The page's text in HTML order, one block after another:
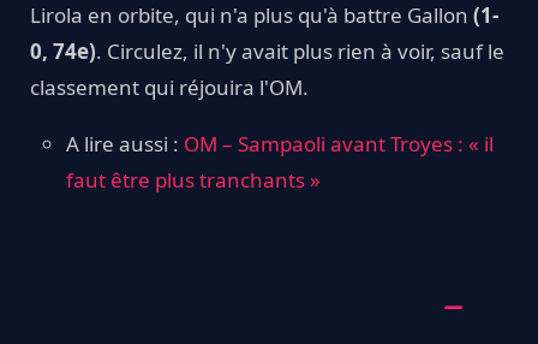
Lirola en orbite, qui n'a plus qu'à battre Gallon (1-
0, 74e). Circulez, il n'y avait plus rien à voir, sauf le
classement qui réjouira l'OM.
A lire aussi : OM – Sampaoli avant Troyes : « il
faut être plus tranchants »